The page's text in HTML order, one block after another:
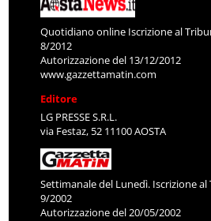
Quotidiano online Iscrizione al
8/2012
Autorizzazione del 13/12/2012
www.gazzettamatin.com
Editore
LG PRESSE S.R.L.
via Festaz, 52 11100 AOSTA
Settimanale del Lunedì. Iscrizione
9/2002
Autorizzazione del 20/05/2002